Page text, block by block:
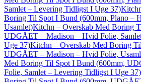
Samlet – Levering Tidligst I Uge 37)
Boring Til Spot I Bund (600mm, Plano –
Usamlet)Kitchn – Overskab Med Boring
UDGÅET – Madison – Hvid Folie,
Uge 37)Kitchn – Overskab Med Boring
UDGÅET – Madison – Hvid Folie,
Med Boring Til Spot I Bund (600mm,
Folie, Samlet – Levering Tidligst I Uge 37)